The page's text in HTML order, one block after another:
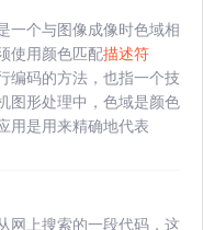
一个与图像成像时色域相
使用颜色匹配描述符
编码的方法，也指一个技
图形处理中，色域是颜色
用是用来精确地代表
网上搜索的一段代码，这